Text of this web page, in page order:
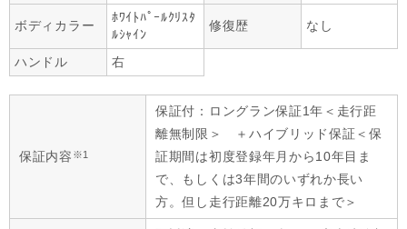
ボディカラー
ﾎﾜｲﾄﾊﾟｰﾙｸﾘｽﾀ
ﾙｼｬｲﾝ
修復歴 なし
ハンドル 右
保証内容 ※1
保証付：ロングラン保証1年＜走行距
離無制限＞ ＋ハイブリッド保証＜保
証期間は初度登録年月から10年目ま
で、もしくは3年間のいずれか長い
方。但し走行距離20万キロまで＞